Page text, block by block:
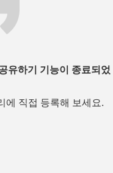
유하기 기능이 종료되었
에 직접 등록해 보세요.